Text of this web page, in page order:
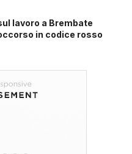
lavoro a Brembate
in codice rosso